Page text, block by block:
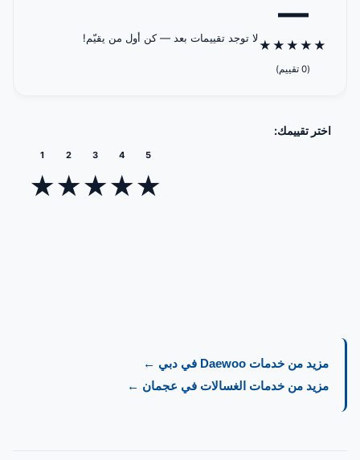
—
★
★
★
★
★
(0 تقييم)
لا توجد تقييمات بعد — كن أول من يقيّم!
اختر تقييمك:
1
★
2
★
3
★
4
★
5
★
مزيد من خدمات Daewoo في دبي ←
مزيد من خدمات الغسالات في عجمان ←